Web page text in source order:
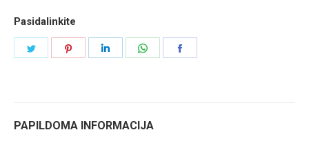
Pasidalinkite
PAPILDOMA INFORMACIJA